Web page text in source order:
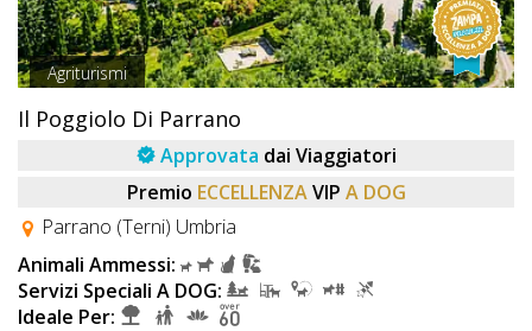
Agriturismi
Il Poggiolo Di Parrano
Approvata dai Viaggiatori
Premio ECCELLENZA VIP A DOG
Parrano (Terni) Umbria
Animali Ammessi:
Servizi Speciali A DOG:
Ideale Per: